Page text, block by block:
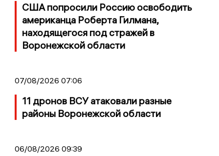
США попросили Россию освободить
американца Роберта Гилмана,
находящегося под стражей в
Воронежской области
07/08/2026 07:06
11 дронов ВСУ атаковали разные
районы Воронежской области
06/08/2026 09:39